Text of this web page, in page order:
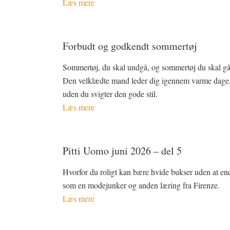
Læs mere
Forbudt og godkendt sommertøj
Sommertøj, du skal undgå, og sommertøj du skal
Den velklædte mand leder dig igennem varme dage,
uden du svigter den gode stil.
Læs mere
Pitti Uomo juni 2026 – del 5
Hvorfor du roligt kan bære hvide bukser uden at
som en modejunker og anden læring fra Firenze.
Læs mere